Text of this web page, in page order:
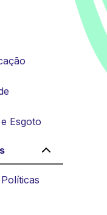
Esgoto